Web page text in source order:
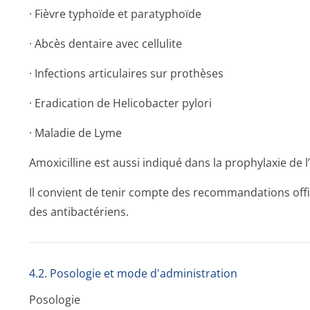
· Fièvre typhoïde et paratyphoïde
· Abcès dentaire avec cellulite
· Infections articulaires sur prothèses
· Eradication de Helicobacter pylori
· Maladie de Lyme
Amoxicilline est aussi indiqué dans la prophylaxie de
Il convient de tenir compte des recommandations
des antibactériens.
4.2. Posologie et mode d'administration
Posologie